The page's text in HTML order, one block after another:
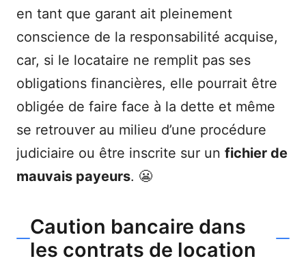
en tant que garant ait pleinement
conscience de la responsabilité acquise,
car, si le locataire ne remplit pas ses
obligations financières, elle pourrait être
obligée de faire face à la dette et même
se retrouver au milieu d’une procédure
judiciaire ou être inscrite sur un fichier de
mauvais payeurs. 😬
Caution bancaire dans
les contrats de location